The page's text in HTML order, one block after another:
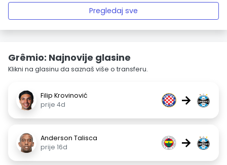
Pregledaj sve
Grêmio: Najnovije glasine
Klikni na glasinu da saznaš više o transferu.
Filip Krovinović
prije 4d
→
Anderson Talisca
prije 16d
→